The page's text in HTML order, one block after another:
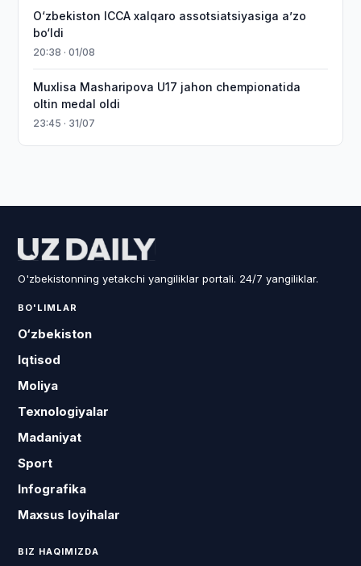
O‘zbekiston ICCA xalqaro assotsiatsiyasiga aʼzo
bo‘ldi
20:38 · 01/08
Muxlisa Masharipova U17 jahon chempionatida
oltin medal oldi
23:45 · 31/07
O'zbekistonning yetakchi yangiliklar portali. 24/7 yangiliklar.
BO'LIMLAR
O‘zbekiston
Iqtisod
Moliya
Texnologiyalar
Madaniyat
Sport
Infografika
Maxsus loyihalar
BIZ HAQIMIZDA